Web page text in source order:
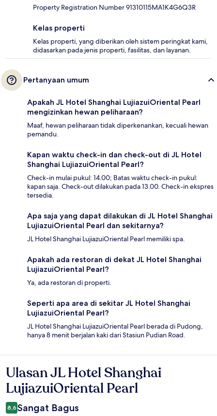
Property Registration Number 91310115MA1K4G6Q3R
Kelas properti
Kelas properti, yang diberikan oleh sistem peringkat kami,
didasarkan pada jenis properti, fasilitas, dan layanan.
Pertanyaan umum
Apakah JL Hotel Shanghai LujiazuiOriental Pearl
mengizinkan hewan peliharaan?
Maaf, hewan peliharaan tidak diperkenankan, kecuali hewan
pemandu.
Kapan waktu check-in dan check-out di JL Hotel
Shanghai LujiazuiOriental Pearl?
Check-in mulai pukul: 14.00; Batas waktu check-in pukul:
kapan saja. Check-out dilakukan pada 13.00. Check-in ekspres
tersedia.
Apa saja yang dapat dilakukan di JL Hotel Shanghai
LujiazuiOriental Pearl dan sekitarnya?
JL Hotel Shanghai LujiazuiOriental Pearl memiliki spa.
Apakah ada restoran di dekat JL Hotel Shanghai
LujiazuiOriental Pearl?
Ya, ada restoran di properti.
Seperti apa area di sekitar JL Hotel Shanghai
LujiazuiOriental Pearl?
JL Hotel Shanghai LujiazuiOriental Pearl berada di Pudong,
hanya 8 menit berjalan kaki dari Stasiun Pudian Road.
Ulasan
Ulasan JL Hotel Shanghai
LujiazuiOriental Pearl
8,6 Sangat Bagus